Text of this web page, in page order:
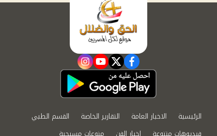
facebook
twitter
youtube
instagram
الرئيسية الاخبار العامة التقارير الخاصة
القسم الطبي